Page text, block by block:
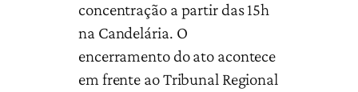
concentração a partir das 15h
na Candelária. O
encerramento do ato acontece
em frente ao Tribunal Regional